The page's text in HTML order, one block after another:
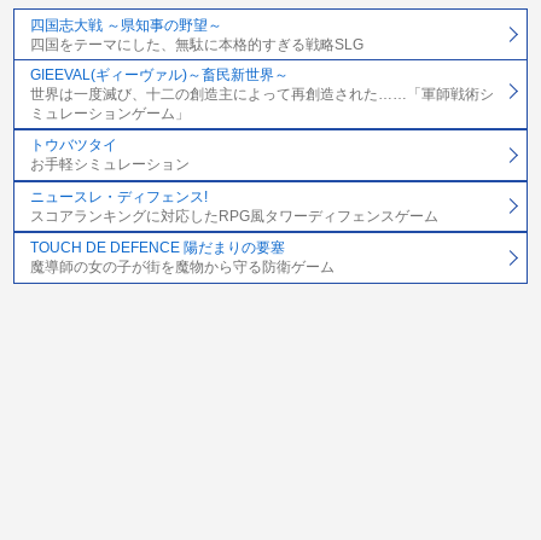
四国志大戦 ～県知事の野望～
四国をテーマにした、無駄に本格的すぎる戦略SLG
GIEEVAL(ギィーヴァル)～畜民新世界～
世界は一度滅び、十二の創造主によって再創造された……「軍師戦術シ
ミュレーションゲーム」
トウバツタイ
お手軽シミュレーション
ニュースレ・ディフェンス!
スコアランキングに対応したRPG風タワーディフェンスゲーム
TOUCH DE DEFENCE 陽だまりの要塞
魔導師の女の子が街を魔物から守る防衛ゲーム